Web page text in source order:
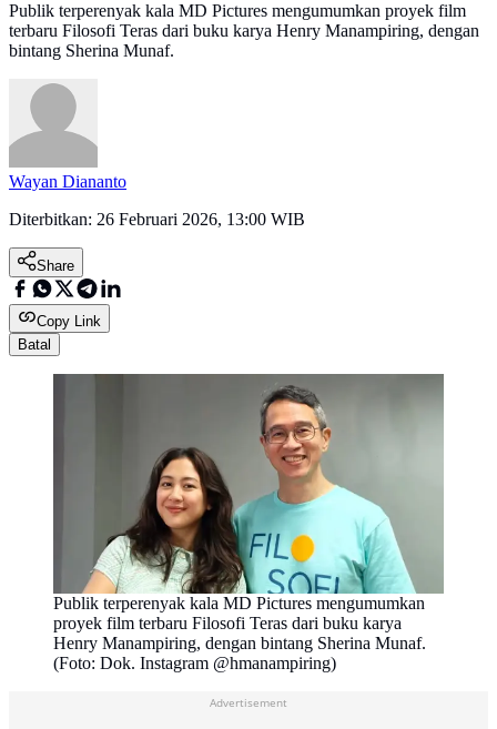
Publik terperenyak kala MD Pictures mengumumkan proyek film
terbaru Filosofi Teras dari buku karya Henry Manampiring, dengan
bintang Sherina Munaf.
Wayan Diananto
Diterbitkan: 26 Februari 2026, 13:00 WIB
Share
Copy Link
Batal
Publik terperenyak kala MD Pictures mengumumkan
proyek film terbaru Filosofi Teras dari buku karya
Henry Manampiring, dengan bintang Sherina Munaf.
(Foto: Dok. Instagram @hmanampiring)
Advertisement